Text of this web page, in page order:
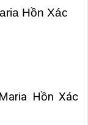
Hồn Xác
Hồn Xác